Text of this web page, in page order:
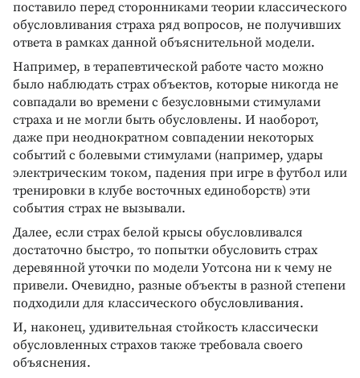
поставило перед сторонниками теории классического
обусловливания страха ряд вопросов, не получивших
ответа в рамках данной объяснительной модели.
Например, в терапевтической работе часто можно
было наблюдать страх объектов, которые никогда не
совпадали во времени с безусловными стимулами
страха и не могли быть обусловлены. И наоборот,
даже при неоднократном совпадении некоторых
событий с болевыми стимулами (например, удары
электрическим током, падения при игре в футбол или
тренировки в клубе восточных единоборств) эти
события страх не вызывали.
Далее, если страх белой крысы обусловливался
достаточно быстро, то попытки обусловить страх
деревянной уточки по модели Уотсона ни к чему не
привели. Очевидно, разные объекты в разной степени
подходили для классического обусловливания.
И, наконец, удивительная стойкость классически
обусловленных страхов также требовала своего
объяснения.